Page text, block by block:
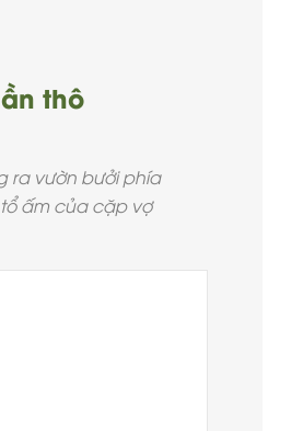
thô
ra vườn bưởi phía
ấm của cặp vợ